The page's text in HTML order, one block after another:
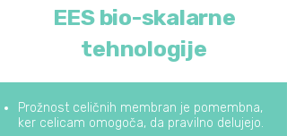
EES bio-skalarne
tehnologije
Prožnost celičnih membran je pomembna,
ker celicam omogoča, da pravilno delujejo.